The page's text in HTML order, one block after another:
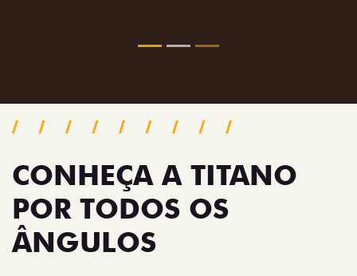
Pack tecnologia
CONHEÇA A TITANO
POR TODOS OS
ÂNGULOS